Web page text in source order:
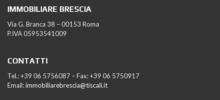
IMMOBILIARE BRESCIA
Via G. Branca 38 – 00153 Roma
P.IVA 05953541009
CONTATTI
Tel.: +39 06 5756087 – Fax: +39 06 5750917
Email:immobiliarebrescia@tiscali.it